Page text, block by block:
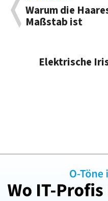
Warum die
Maßstab ist
Elek­trische